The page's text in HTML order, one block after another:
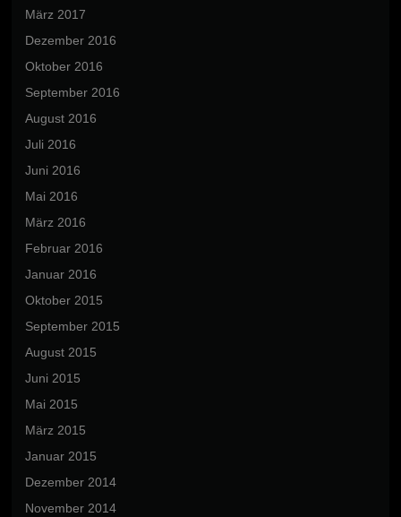
März 2017
Dezember 2016
Oktober 2016
September 2016
August 2016
Juli 2016
Juni 2016
Mai 2016
März 2016
Februar 2016
Januar 2016
Oktober 2015
September 2015
August 2015
Juni 2015
Mai 2015
März 2015
Januar 2015
Dezember 2014
November 2014